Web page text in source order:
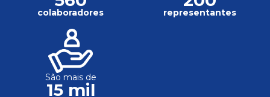
colaboradores representantes
São mais de
15 mil